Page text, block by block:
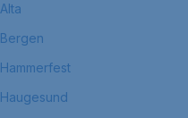
Alta
Bergen
Hammerfest
Haugesund